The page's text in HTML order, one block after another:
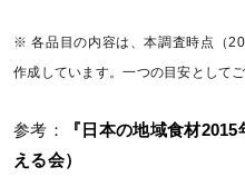
※ 各品目の内容は、本調査時点（
作成しています。一つの目安としてご
参考：
『日本の地域食材
える会）